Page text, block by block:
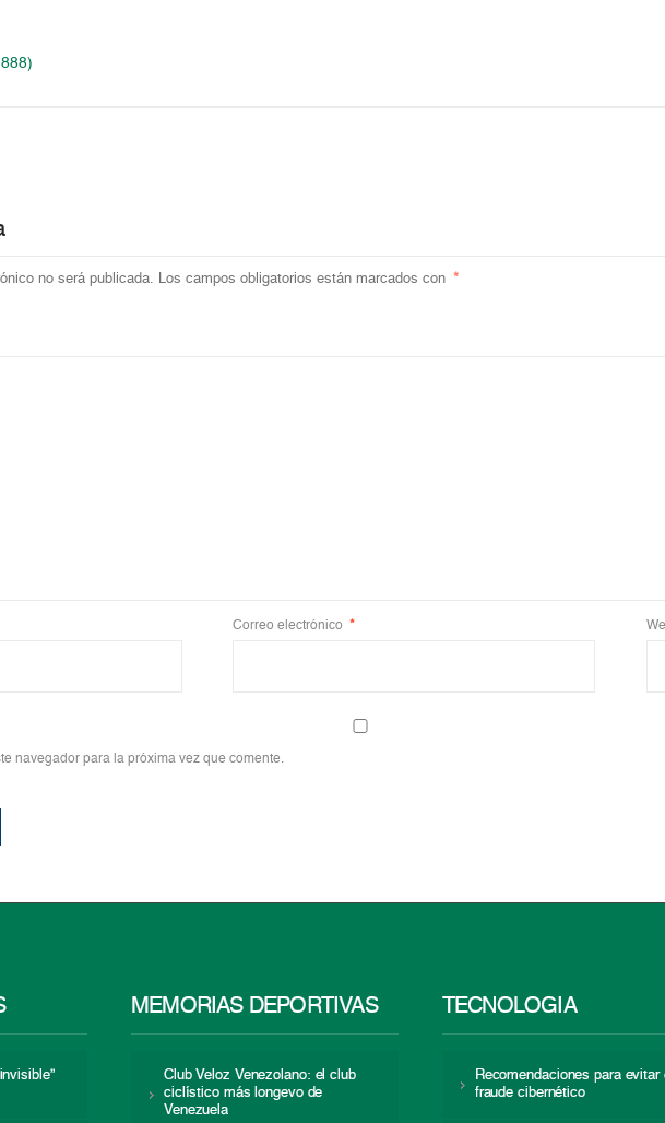
no será publicada. Los campos obligatorios están marcados con *
Correo electrónico *
navegador para la próxima vez que comente.
MEMORIAS DEPORTIVAS
Club Veloz Venezolano: el club
ciclístico más longevo de
Venezuela
TECNOLOGÍA
Recomendaciones para evitar
fraude cibernético